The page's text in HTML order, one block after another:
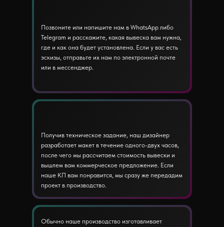
Позвоните или напишите нам в WhatsApp либо
Telegram и расскажите, какая вывеска вам нужна,
где и как она будет установлена. Если у вас есть
эскизы, отправьте их нам по электронной почте
или в мессенджер.
Получив техническое задание, наш дизайнер
разработает макет в течение одного-двух часов,
после чего мы рассчитаем стоимость вывески и
вышлем вам коммерческое предложение. Если
наше КП вам понравится, мы сразу же передадим
проект в производство.
Обычно наше производство изготавливает